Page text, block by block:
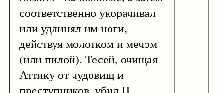
соответственно укорачивал
или удлинял им ноги,
действуя молотком и мечом
(или пилой). Тесей, очищая
Аттику от чудовищ и